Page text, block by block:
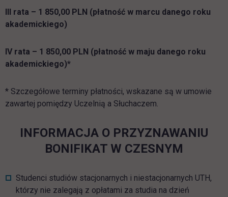
III rata – 1 850,00 PLN (płatność w marcu danego roku
akademickiego)
IV rata – 1 850,00 PLN (płatność w maju danego roku
akademickiego)*
* Szczegółowe terminy płatności, wskazane są w umowie
zawartej pomiędzy Uczelnią a Słuchaczem.
INFORMACJA O PRZYZNAWANIU
BONIFIKAT W CZESNYM
Studenci studiów stacjonarnych i niestacjonarnych UTH,
którzy nie zalegają z opłatami za studia na dzień